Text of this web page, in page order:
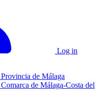
Log in
de Málaga
de Málaga-Costa del